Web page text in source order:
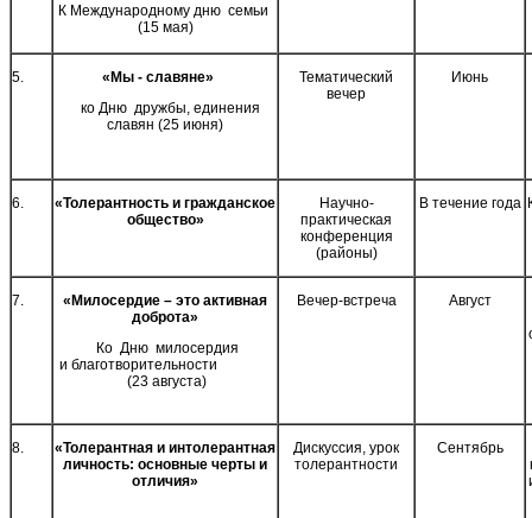
К Международному дню семьи
(15 мая)
5.
«Мы - славяне»
ко Дню дружбы, единения
славян (25 июня)
Тематический
вечер
Июнь
6.
«Толерантность и гражданское
общество»
Научно-
практическая
конференция
(районы)
В течение года
7.
«Милосердие – это активная
доброта»
Ко Дню милосердия
и благотворительности
(23 августа)
Вечер-встреча
Август
8.
«Толерантная и интолерантная
личность: основные черты и
отличия»
Дискуссия, урок
толерантности
Сентябрь